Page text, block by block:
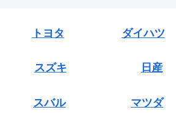
トヨタ ダイハツ
スズキ 日産
スバル マツダ